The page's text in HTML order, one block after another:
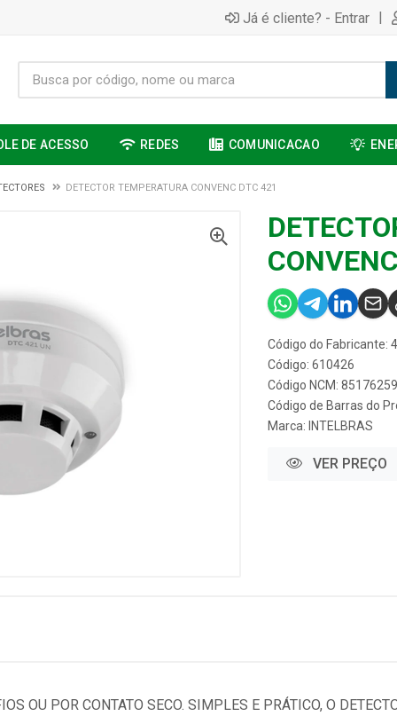
Já é cliente? - Entrar |
DE ACESSO REDES COMUNICACAO
DETECTOR TEMPERATURA CONVENC DTC 421
Código do Fabricante:
Código: 610426
Código NCM: 85176259
Código de Barras do
Marca: INTELBRAS
VER PREÇO
OU POR CONTATO SECO. SIMPLES E PRÁTICO, O